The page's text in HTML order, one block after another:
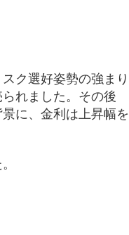
ク選好姿勢の強まり
れました。その後
に、金利は上昇幅を